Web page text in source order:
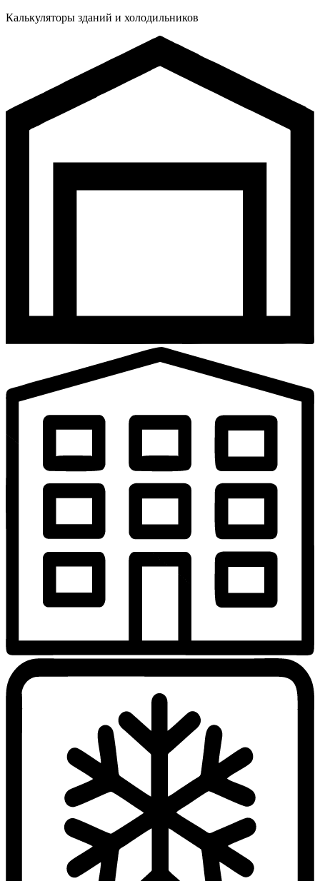
Калькуляторы зданий и холодильников